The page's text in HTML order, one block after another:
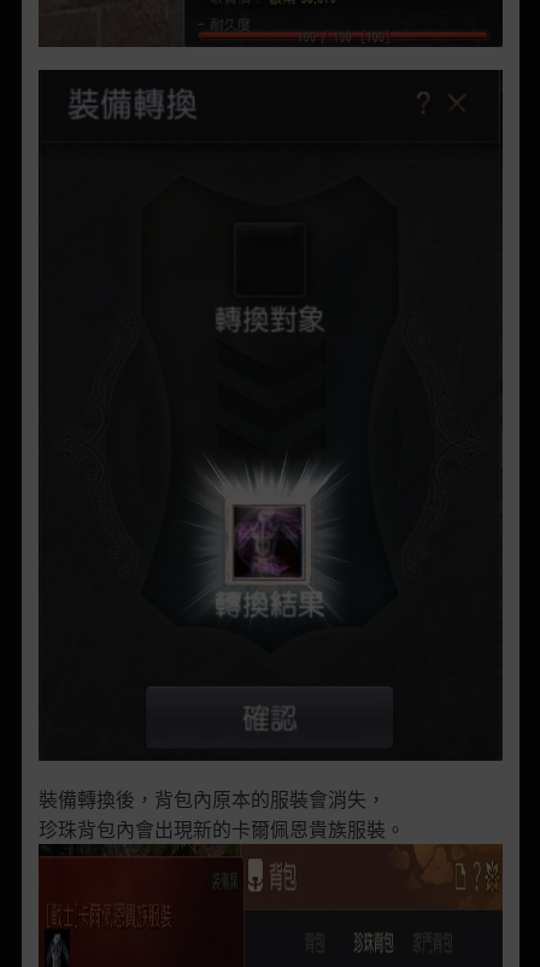
裝備轉換後，背包內原本的服裝會消失，
珍珠背包內會出現新的卡爾佩恩貴族服裝。